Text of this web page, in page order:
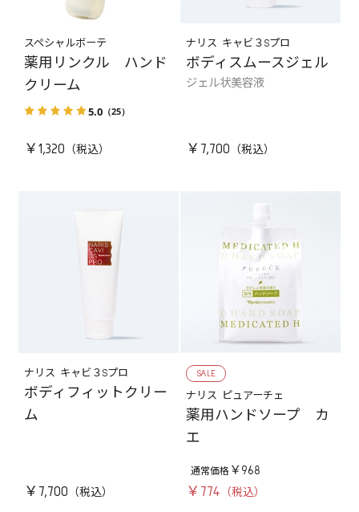
スペシャルボーテ
薬用リンクル ハンド
クリーム
5.0 （25）
￥1,320
ナリス キャビ３Sプロ
ボディスムースジェル
ジェル状美容液
￥7,700
ナリス キャビ３Sプロ
ボディフィットクリー
ム
￥7,700
SALE
ナリス ピュアーチェ
薬用ハンドソープ カ
エ
￥968
￥774